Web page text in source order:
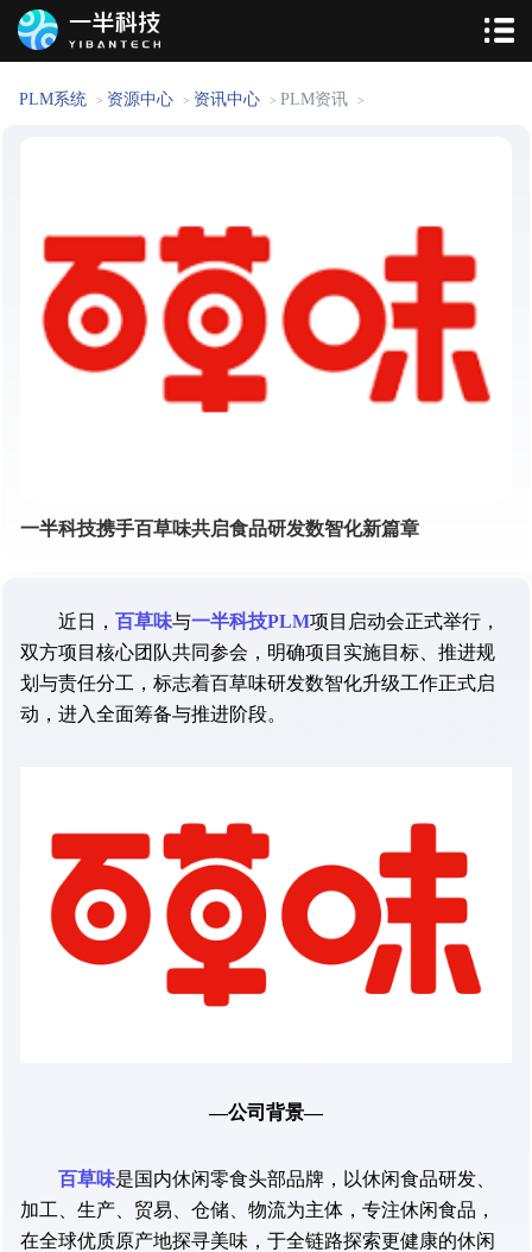
PLM系统 > 资源中心 > 资讯中心 > PLM资讯 >
一半科技携手百草味共启食品研发数智化新篇章
近日， 百草味与一半科技PLM项目启动会正式举行，
双方项目核心团队共同参会，明确项目实施目标、推进规
划与责任分工，标志着百草味研发数智化升级工作正式启
动，进入全面筹备与推进阶段。
—公司背景—
百草味是国内休闲零食头部品牌，以休闲食品研发、
加工、生产、贸易、仓储、物流为主体，专注休闲食品，
在全球优质原产地探寻美味，于全链路探索更健康的休闲